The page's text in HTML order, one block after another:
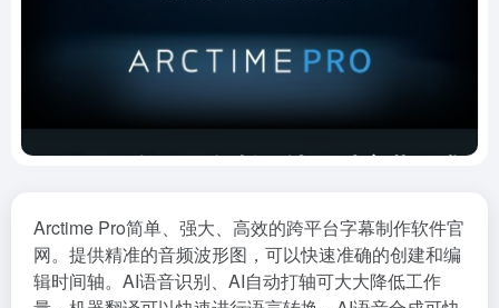
Arctime Pro简单、强大、高效的跨平台字幕制作软件官
网。提供精准的音频波形图，可以快速准确的创建和编
辑时间轴。AI语音识别、AI自动打轴可大大降低工作